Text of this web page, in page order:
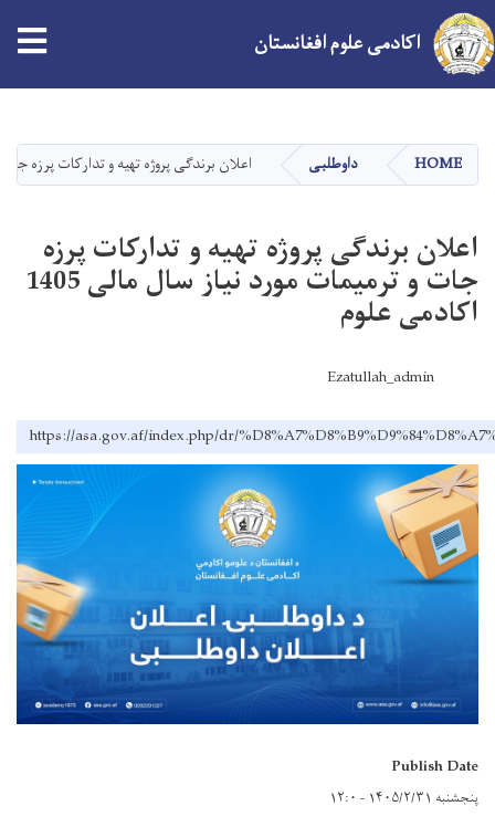
main
content
اکادمی علوم افغانستان
HOME داوطلبی اعلان برندگی پروژه تهیه و تدارکات پرزه جات و
اعلان برندگی پروژه تهیه و تدارکات پرزه
جات و ترمیمات مورد نیاز سال مالی 1405
اکادمی علوم
Ezatullah_admin
https://asa.gov.af/index.php/dr/
Publish Date
پنجشنبه ۱۴۰۵/۲/۳۱ - ۱۲:۰